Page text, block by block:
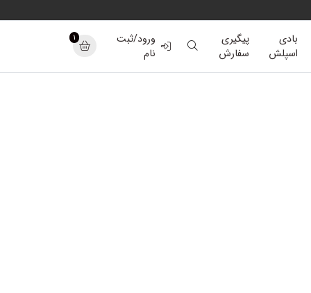
بادی
اسپلش
پیگیری
سفارش
ورود/ثبت
نام
1